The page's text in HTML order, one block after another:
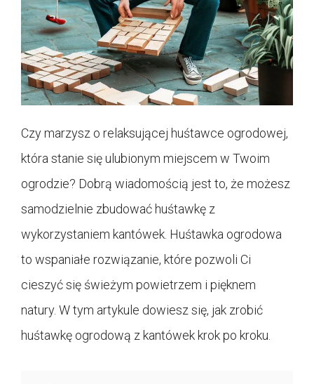
Czy marzysz o relaksującej huśtawce ogrodowej,
która stanie się ulubionym miejscem w Twoim
ogrodzie? Dobrą wiadomością jest to, że możesz
samodzielnie zbudować huśtawkę z
wykorzystaniem kantówek. Huśtawka ogrodowa
to wspaniałe rozwiązanie, które pozwoli Ci
cieszyć się świeżym powietrzem i pięknem
natury. W tym artykule dowiesz się, jak zrobić
huśtawkę ogrodową z kantówek krok po kroku.